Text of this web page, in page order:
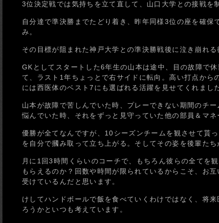
3位決定戦では気持ちを立て直して、山口大学との接戦を
自分達で準決勝までたどり着き、昨年同様3位の座を確
み。
その目標が阻まれた神戸大学との準決勝戦後に泣き崩れ
GKとしてスタートした6年生の山本は途中、目の故障で
て、ラスト1年ちょっとで右サイドに転向。高い打点か
には西医体のベスト7にも選ばれる活躍を見せてくれまし
山本が故障で苦しんでいた時、プレーできない期間のチ
悩んでいた時、それをずっと見守っていた他の部員＆マ
優勝が全てなんですが、10シーズンチームを観させて貰
を自分で摑み取って立ち上がる。そしてその姿を後輩た
月に1回3時間くらいのコーチで、もちろん彼らの全てを
もらえるのか？回数や時間が限られているからこそ、お
受けているんだと思います。
けしてハンドボールで飯を食べていくわけではなく、将
ろうかといつも考えています。